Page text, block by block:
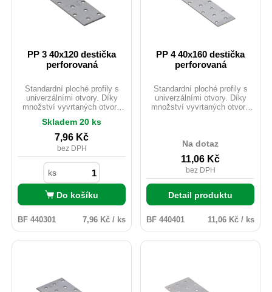
PP 3 40x120 destička
perforovaná
Standardní ploché profily s
univerzálními otvory. Díky
množství vyvrtaných otvorů
provést mnoho jednoduchých i
složitých spojů. Často se
používají k montáži střešních
vazníků. Materiál: DX51D +
Z275 Tloušťka: 20mm
Uchycení: ANCHOR tesařské
hřebíky průměr 4.
Skladem 20 ks
7,96 Kč
bez DPH
ks
Do košíku
BF 440301 7,96 Kč / ks
PP 4 40x160 destička
perforovaná
Standardní ploché profily s
univerzálními otvory. Díky
množství vyvrtaných otvorů
používají k montáži střešních
Z275 Tloušťka: 20mm
Uchycení: ANCHOR tesařské
hřebíky průměr 4.
Na dotaz
11,06 Kč
bez DPH
Detail produktu
BF 440401 11,06 Kč / ks